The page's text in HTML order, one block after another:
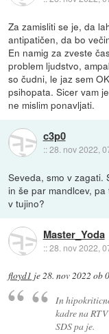
Za zamisliti se je, da
antipatičen, da bo
En namig za zveste
problem ljudstvo,
so čudni, le jaz sem
psihopata. Sicer vam
ne mislim ponavljati.
c3p0
::28. nov 2022,
Seveda, smo v zagati.
in še par mandlcev,
v tujino?
Master_Yoda
::28. nov 2022,
floyd1 je28. nov 2022 ob
In
kadre na
SDS pa je.